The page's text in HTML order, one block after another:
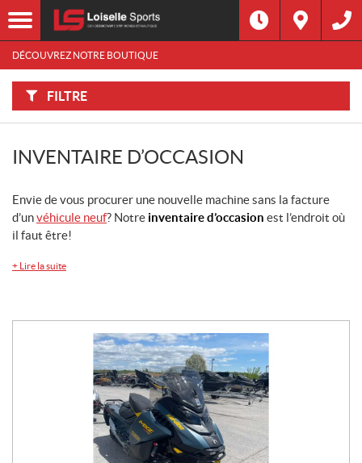
DÉCOUVREZ NOTRE BOUTIQUE
FILTRE
F
I
L
T
R
E
R
Filtre
Année
Prix
Inventaire
INVENTAIRE D’OCCASION
Envie de vous procurer une nouvelle machine sans la facture
d’unvéhicule neuf? Notre inventaire d’occasion est l’endroit où
il faut être!
+ Lire la suite